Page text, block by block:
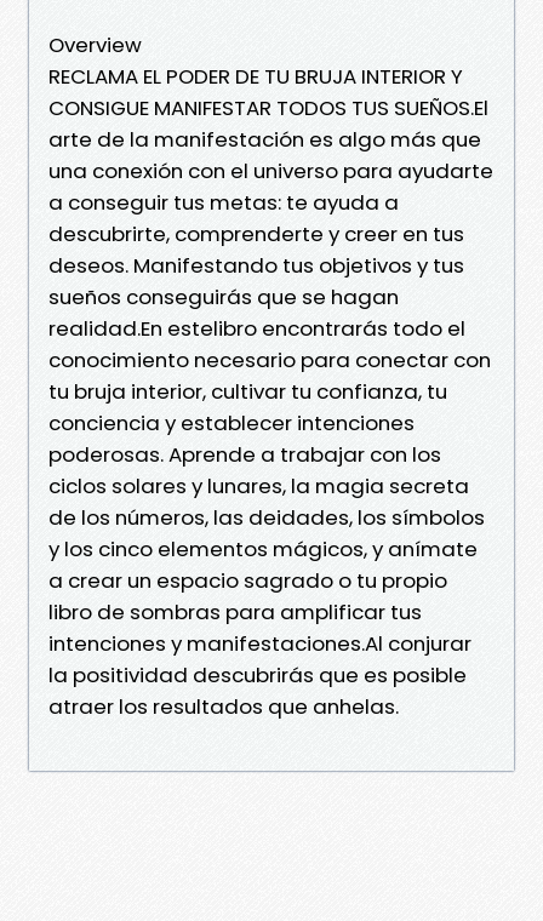
Overview
RECLAMA EL PODER DE TU BRUJA INTERIOR Y
CONSIGUE MANIFESTAR TODOS TUS SUEÑOS.El
arte de la manifestación es algo más que
una conexión con el universo para ayudarte
a conseguir tus metas: te ayuda a
descubrirte, comprenderte y creer en tus
deseos. Manifestando tus objetivos y tus
sueños conseguirás que se hagan
realidad.En estelibro encontrarás todo el
conocimiento necesario para conectar con
tu bruja interior, cultivar tu confianza, tu
conciencia y establecer intenciones
poderosas. Aprende a trabajar con los
ciclos solares y lunares, la magia secreta
de los números, las deidades, los símbolos
y los cinco elementos mágicos, y anímate
a crear un espacio sagrado o tu propio
libro de sombras para amplificar tus
intenciones y manifestaciones.Al conjurar
la positividad descubrirás que es posible
atraer los resultados que anhelas.